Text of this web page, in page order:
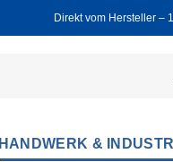
Direkt vom Hersteller ‒
HANDWERK &